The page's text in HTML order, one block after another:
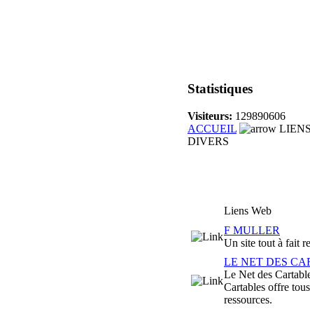
Statistiques
Visiteurs: 129890606
ACCUEIL
LIENS
DIVERS
Liens Web
F MULLER
Un site tout à fait
LE NET DES
Le Net des
Cartables offre
ressources.